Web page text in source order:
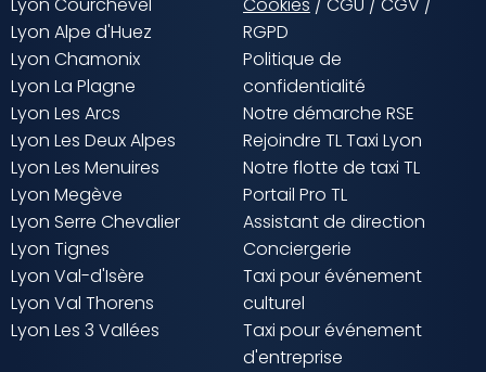
Lyon Courchevel
Lyon Alpe d'Huez
Lyon Chamonix
Lyon La Plagne
Lyon Les Arcs
Lyon Les Deux Alpes
Lyon Les Menuires
Lyon Megève
Lyon Serre Chevalier
Lyon Tignes
Lyon Val-d'Isère
Lyon Val Thorens
Lyon Les 3 Vallées
Cookies / CGU / CGV /
RGPD
Politique de
confidentialité
Notre démarche RSE
Rejoindre TL Taxi Lyon
Notre flotte de taxi TL
Portail Pro TL
Assistant de direction
Conciergerie
Taxi pour événement
culturel
Taxi pour événement
d'entreprise